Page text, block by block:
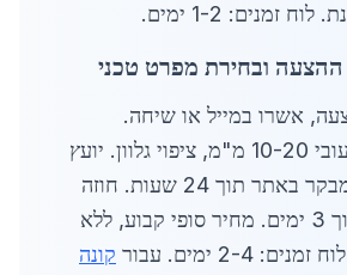
זמנים: 1-2 ימים.
אשרו במייל או שיחה.
התאימו מפרט: עובי 10-20 מ"מ, ציפוי גלוון. יועץ
מקריית מוצקין מבקר באתר תוך 24 שעות. חוזה
דיגיטלי נחתם תוך 3 ימים. מחיר סופי קבוע, ללא
2-4 ימים. עבור
קונה